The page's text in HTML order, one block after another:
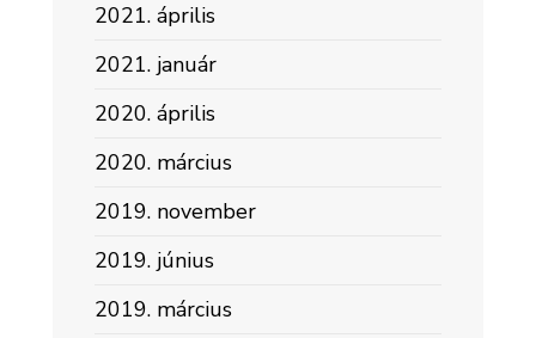
2021. április
2021. január
2020. április
2020. március
2019. november
2019. június
2019. március